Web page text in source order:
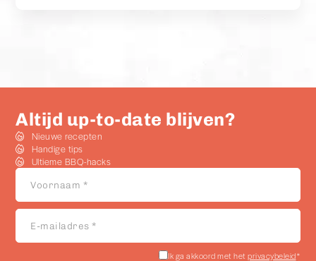
Altijd up-to-date blijven?
Nieuwe recepten
Handige tips
Ultieme BBQ-hacks
Voornaam
E-
mailadres
*
Ik ga akkoord met hetprivacybeleid*